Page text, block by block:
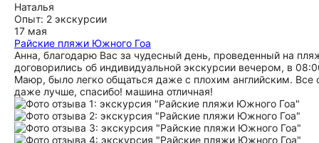
Наталья
Опыт: 2 экскурсии
17 мая
Райские пляжи Южного Гоа
Анна, благодарю Вас за чудесный день, проведенный на
договорились об индивидуальной экскурсии вечером, в
Маюр, было легко общаться даже с плохим английским. Все
даже лучше, спасибо! машина отличная!